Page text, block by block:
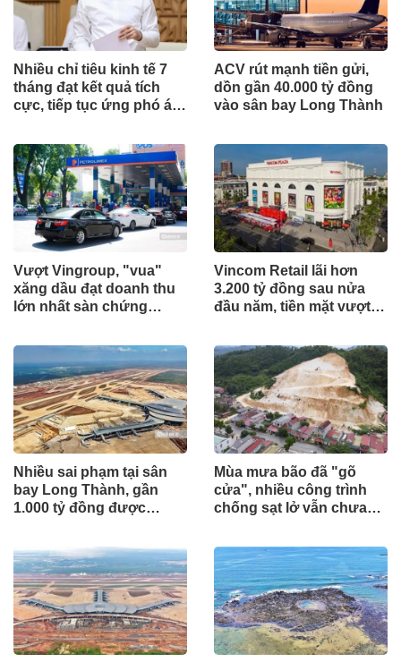
Nhiều chỉ tiêu kinh tế 7
tháng đạt kết quả tích
cực, tiếp tục ứng phó áp
ACV rút mạnh tiền gửi,
dồn gần 40.000 tỷ đồng
vào sân bay Long Thành
Vượt Vingroup, "vua"
xăng dầu đạt doanh thu
lớn nhất sàn chứng
Vincom Retail lãi hơn
3.200 tỷ đồng sau nửa
đầu năm, tiền mặt vượt
Nhiều sai phạm tại sân
bay Long Thành, gần
1.000 tỷ đồng được
Mùa mưa bão đã "gõ
cửa", nhiều công trình
chống sạt lở vẫn chưa